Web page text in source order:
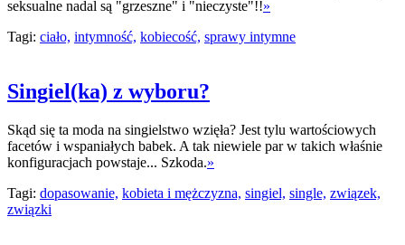
seksualne nadal są "grzeszne" i "nieczyste"!!»
Tagi: ciało, intymność, kobiecość, sprawy intymne
Singiel(ka) z wyboru?
Skąd się ta moda na singielstwo wzięła? Jest tylu wartościowych
facetów i wspaniałych babek. A tak niewiele par w takich właśnie
konfiguracjach powstaje... Szkoda.»
Tagi: dopasowanie, kobieta i mężczyzna, singiel, single, związek,
związki